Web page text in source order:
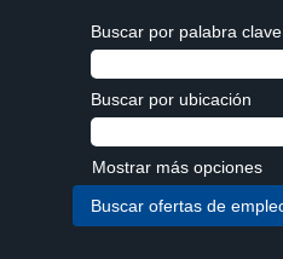
Buscar por palabra clave
Buscar por ubicación
Mostrar más opciones